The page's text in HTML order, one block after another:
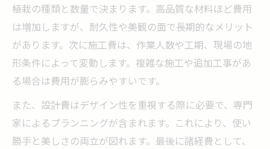
植栽の種類と数量で決まります。高品質な材料ほど費用
は増加しますが、耐久性や美観の面で長期的なメリット
があります。次に施工費は、作業人数や工期、現場の地
形条件によって変動します。複雑な施工や追加工事があ
る場合は費用が膨らみやすいです。
また、設計費はデザイン性を重視する際に必要で、専門
家によるプランニングが含まれます。これにより、使い
勝手と美しさの両立が図れます。最後に諸経費として、